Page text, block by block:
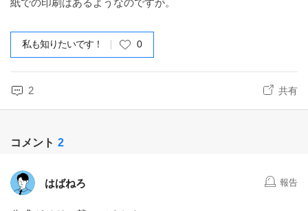
紙での印刷はあるようなのですが。
私も知りたいです！ 0
2 共有
コメント 2
はばねろ 報告